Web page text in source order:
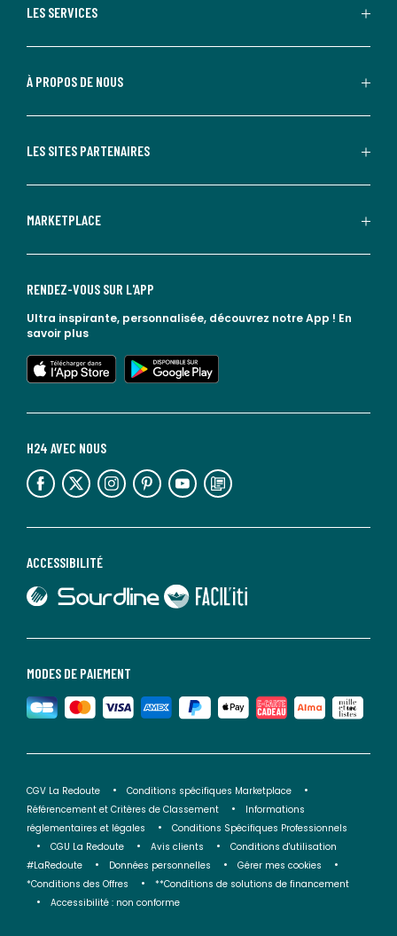
LES SERVICES
À PROPOS DE NOUS
LES SITES PARTENAIRES
MARKETPLACE
MODES DE PAIEMENT
ACCESSIBILITÉ
lien vers Faciliti
H24 AVEC NOUS
lien vers l'espace réseaux sociaux lien vers l'espace réseaux sociaux lien vers l'espace réseaux sociaux lien vers l'espace réseaux sociaux lien vers l'espace réseaux sociaux lien vers le blog la redoute
RENDEZ-VOUS SUR L'APP
Ultra inspirante, personnalisée, découvrez notre App ! En
savoir plus
lien vers l'app store
lien vers google play
CGV La Redoute
Conditions spécifiques Marketplace
Référencement et Critères de Classement
Informations
réglementaires et légales
Conditions Spécifiques Professionnels
CGU La Redoute
Avis clients
Conditions d'utilisation
#LaRedoute
Données personnelles
Gérer mes cookies
*Conditions des Offres
**Conditions de solutions de financement
Accessibilité : non conforme